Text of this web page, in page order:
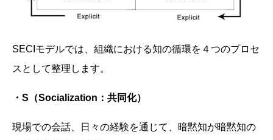
SECIモデルでは、組織における知の循環を４つのプロセ
スとして整理します。
・S （Socialization ：共同化）
現場での会話、日々の経験を通じて、暗黙知が暗黙知の